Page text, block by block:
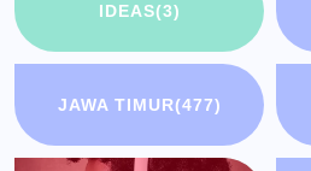
IDEAS(3)
JAWA TIMUR(477)